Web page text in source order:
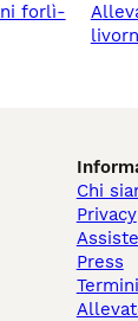
allevamenti cani
Chi
Privacy
Press